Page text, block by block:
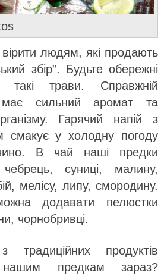
людям, які продають
збір”. Будьте обережні
такі трави. Справжній
має сильний аромат та
Гарячий напій з
у холодну погоду
В чай наші предки
суниці, малину,
мелісу, липу, смородину.
додавати пелюстки
чорнобривці.
продуктів
предкам зараз?